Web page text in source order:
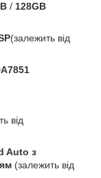
/ 128GB
(залежить від
від
Auto з
(залежить від